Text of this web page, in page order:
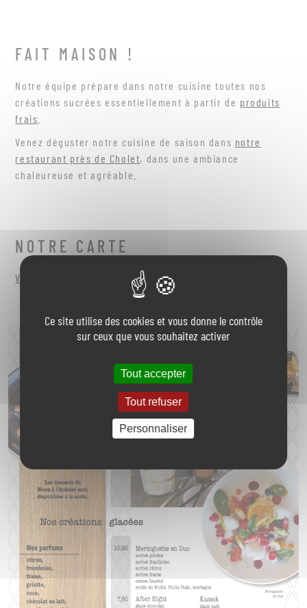
FAIT MAISON !
Notre équipe prépare dans notre cuisine toutes nos
créations sucrées essentiellement à partir de produits
frais
Venez déguster notre cuisine de saison dans notre
restaurant près de Cholet, dans une ambiance
chaleureuse et agréable.
NOTRE CARTE
Visualisez et téléchargez notre carte
Ce site utilise des cookies et vous donne le contrôle
sur ceux que vous souhaitez activer
Tout accepter
Tout refuser
Personnaliser